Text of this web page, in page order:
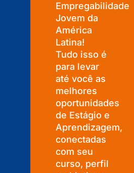
Empregabilidade
Jovem da
América
Latina!
Tudo isso é
para levar
até você as
melhores
oportunidades
de Estágio e
Aprendizagem,
conectadas
com seu
curso, perfil